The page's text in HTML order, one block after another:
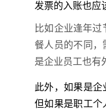
发票的入账也应
比如企业逢年
餐人员的不同，
是企业员工也有
此外，如果是
但如果是职工个